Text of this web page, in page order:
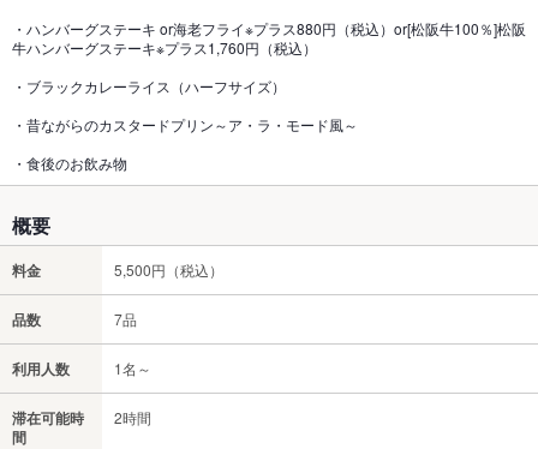
・ハンバーグステーキ or海老フライ※プラス880円（税込）or[松阪牛100％]松阪
牛ハンバーグステーキ※プラス1,760円（税込）
・ブラックカレーライス（ハーフサイズ）
・昔ながらのカスタードプリン～ア・ラ・モード風～
・食後のお飲み物
概要
料金 5,500円（税込）
品数 7品
利用人数 1名～
滞在可能時
間
2時間